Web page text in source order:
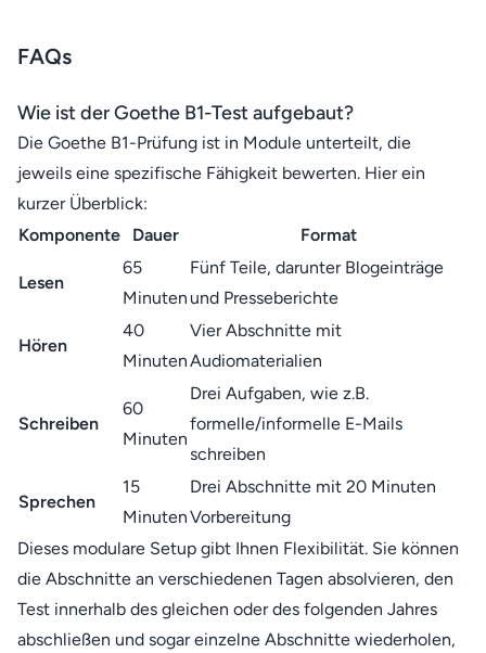
FAQs
Wie ist der Goethe B1-Test aufgebaut?
Die Goethe B1-Prüfung ist in Module unterteilt, die
jeweils eine spezifische Fähigkeit bewerten. Hier ein
kurzer Überblick:
Komponente
Dauer Format
Lesen
65
Minuten
Fünf Teile, darunter Blogeinträge
und Presseberichte
Hören
40
Minuten
Vier Abschnitte mit
Audiomaterialien
Schreiben
60
Minuten
Drei Aufgaben, wie z.B.
formelle/informelle E-Mails
schreiben
Sprechen
15
Minuten
Drei Abschnitte mit 20 Minuten
Vorbereitung
Dieses modulare Setup gibt Ihnen Flexibilität. Sie können
die Abschnitte an verschiedenen Tagen absolvieren, den
Test innerhalb des gleichen oder des folgenden Jahres
abschließen und sogar einzelne Abschnitte wiederholen,